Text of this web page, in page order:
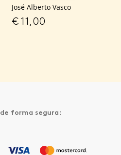
José Alberto Vasco
€11,00
forma segura: